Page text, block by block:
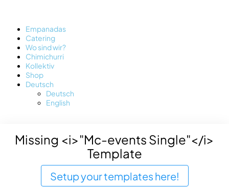
Empanadas
Catering
Wo sind wir?
Chimichurri
Kollektiv
Shop
Deutsch
Deutsch
English
Missing <i>"Mc-events Single"</i>
Template
Setup your templates here!